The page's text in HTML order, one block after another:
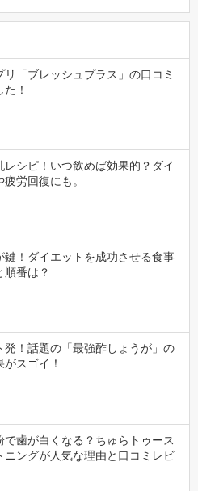
リ「ブレッシュプラス」の口コミ
！
レシピ！いつ飲めば効果的？ダイ
疲労回復にも。
鍵！ダイエットを成功させる食事
順番は？
発！話題の「最強酢しょうが」の
スゴイ！
で歯が白くなる？ちゅらトゥース
ニングが人気な理由と口コミレビ